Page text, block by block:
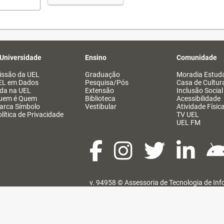
da UEL
em Dados
na UEL
é Quem
Símbolo
de Privacidade
Ensino
Graduação
Pesquisa/Pós
Extensão
Biblioteca
Vestibular
Comunidade
Moradia
Casa de
Inclusão Social
Acessibilidade
Atividade
TV UEL
UEL FM
v. 94958 ©Assessoria de Tecnologia de